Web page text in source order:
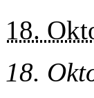
18.
18.